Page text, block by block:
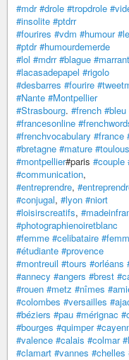
#mdr #drole #tropdrole
#insolite #ptdrr
#fourires #vdm #humour
#ptdr #humourdemerde
#lol #mdrr #blague #marrant
#lacasadepapel #rigolo
#desbarres #fourire
#Nante #Montpellier
#Strasbourg. #french #bleu
#francesonline
#frenchvocabulary #france
#bretagne #mature
#montpellier#paris #couple
#communication,
#entreprendre,
#conjugal, #lyon #niort
#loisirscreatifs,
#photographienoiretblanc
#femme #celibataire
#étudiante #provence
#montreuil #tours #orléans
#annecy #angers #brest
#rouen #metz #nîmes
#colombes #versailles
#béziers #pau #mérignac
#bourges #quimper
#valence #calais #colmar
#clamart #vannes #chelles